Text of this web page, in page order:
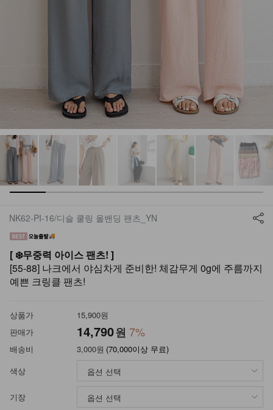
NK62-PI-16/디슬 쿨링 올밴딩 팬츠_YN
[ ❄️무중력 아이스 팬츠! ]
[55-88] 나크에서 야심차게 준비한! 체감무게 0g에 주름까지
예쁜 크링클 팬츠!
상품가
15,900원
판매가
14,790원 7%
배송비 3,000원 (70,000이상 무료)
색상
기장